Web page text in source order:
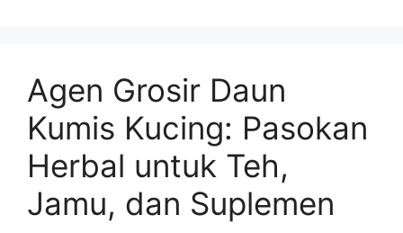
Agen Grosir Daun
Kumis Kucing: Pasokan
Herbal untuk Teh,
Jamu, dan Suplemen